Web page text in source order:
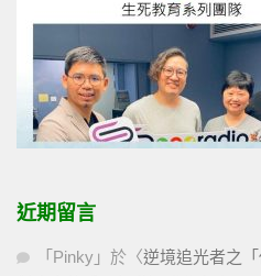
近期留言
「 Pinky 」於〈逆境追光者之